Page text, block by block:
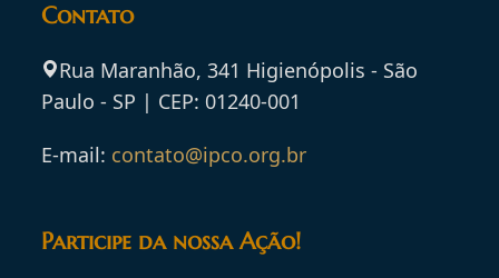
Contato
Rua Maranhão, 341 Higienópolis - São
Paulo - SP | CEP: 01240-001
E-mail: contato@ipco.org.br
Participe da nossa Ação!